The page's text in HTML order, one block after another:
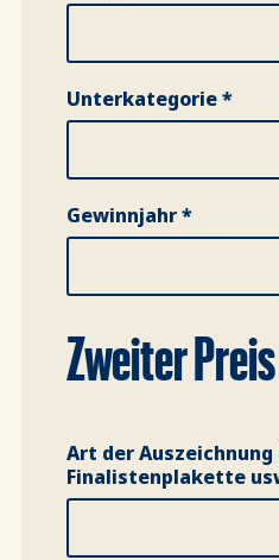
Unterkategorie *
Gewinnjahr *
Zweiter
Art der Auszeichnung
Finalistenplakette